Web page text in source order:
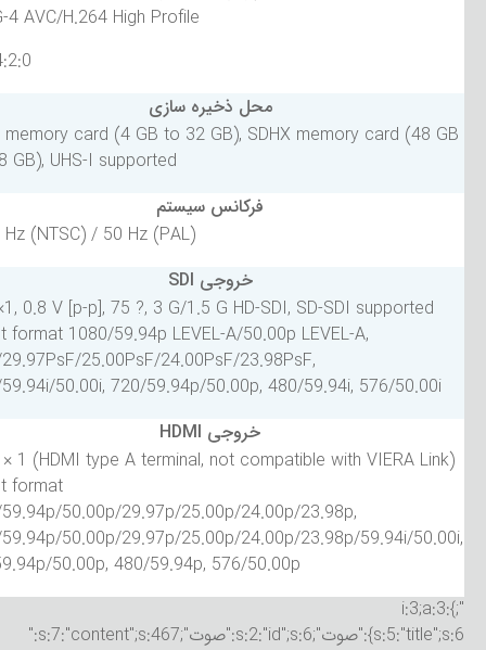
محل ذخیره سازی
memory card (4 GB to 32 GB), SDHX memory card (48 GB
GB), UHS-I supported
فرکانس سیستم
(NTSC) / 50 Hz (PAL)
خروجی SDI
0.8 V [p-p], 75 ?, 3 G/1.5 G HD-SDI, SD-SDI supported
format 1080/59.94p LEVEL-A/50.00p LEVEL-A,
25.00PsF/24.00PsF/23.98PsF,
50.00i, 720/59.94p/50.00p, 480/59.94i, 576/50.00i
خروجی HDMI
1 (HDMI type A terminal, not compatible with VIERA Link)
format
50.00p/29.97p/25.00p/24.00p/23.98p,
50.00p/29.97p/25.00p/24.00p/23.98p/59.94i/50.00i,
50.00p, 480/59.94p, 576/50.00p
";}i:3;a:3:
{s:5:"title";s:6:"صوت";s:2:"id";s:6:"صوت";s:7:"content";s:467:"